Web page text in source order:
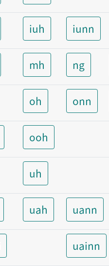
iuh iunn
mh ng
oh onn
ooh
uh
uah uann
uainn